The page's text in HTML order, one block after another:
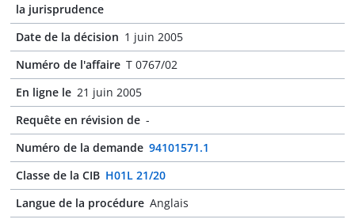
la jurisprudence
Date de la décision 1 juin 2005
Numéro de l'affaire T 0767/02
En ligne le 21 juin 2005
Requête en révision de -
Numéro de la demande 94101571.1
Classe de la CIB H01L 21/20
Langue de la procédure Anglais